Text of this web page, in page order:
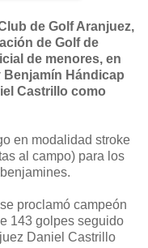
de Golf Aranjuez,
de Golf de
de menores, en
Hándicap
Castrillo como
en modalidad stroke
al campo) para los
proclamó campeón
143 golpes seguido
Daniel Castrillo